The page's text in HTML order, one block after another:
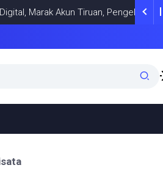
Akun Tiruan, Pengelola TikTok